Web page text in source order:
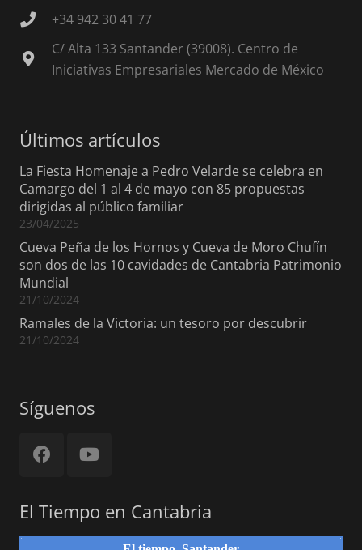
+34 942 30 41 77
C/ Alta 133 Santander (39008). Centro de
Iniciativas Empresariales Mercado de México
Últimos artículos
La Fiesta Homenaje a Pedro Velarde se celebra en
Camargo del 1 al 4 de mayo con 85 propuestas
dirigidas al público familiar
23/04/2025
Cueva Peña de los Hornos y Cueva de Moro Chufín
son dos de las 10 cavidades de Cantabria Patrimonio
Mundial
21/10/2024
Ramales de la Victoria: un tesoro por descubrir
21/10/2024
Síguenos
El Tiempo en Cantabria